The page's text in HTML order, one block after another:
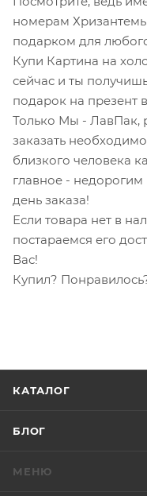
номерам
подарком для
Купи Картина на
сейчас и ты
подарок на презент
Только Мы - ЛавПак,
заказать
близкого человека
главное -
день заказа!
Если товара нет в
постараемся его
Вас!
Купил?
КАТАЛОГ
БЛОГ
МЕНЮ